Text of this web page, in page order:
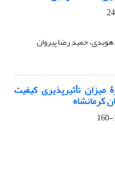
حمید رضا پیروان
میزان تأثیرپذیری کیفیت
کرمانشاه